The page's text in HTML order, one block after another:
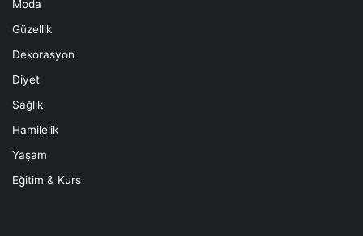
Moda
Güzellik
Dekorasyon
Diyet
Sağlık
Hamilelik
Yaşam
Eğitim & Kurs